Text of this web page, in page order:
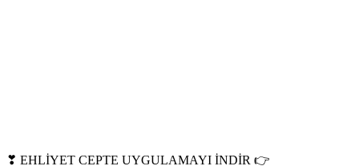
❣ EHLİYET CEPTE UYGULAMAYI İNDİR 👉